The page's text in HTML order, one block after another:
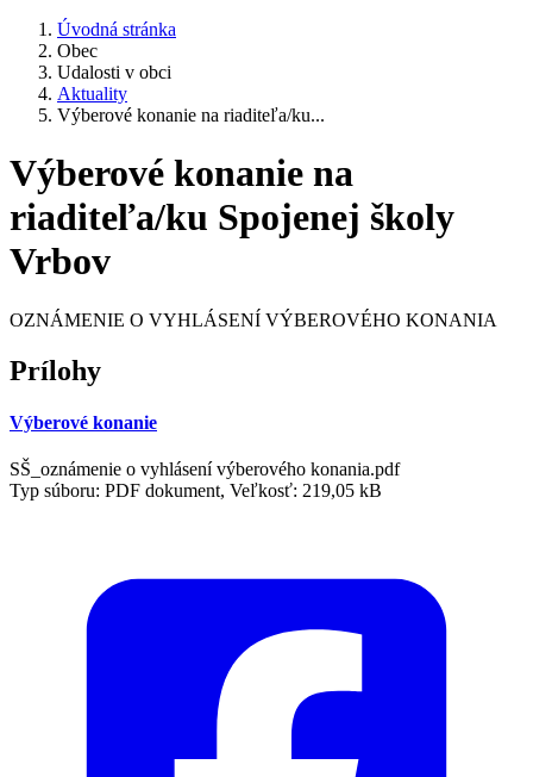
Úvodná stránka
Obec
Udalosti v obci
Aktuality
Výberové konanie na riaditeľa/ku...
Výberové konanie na
riaditeľa/ku Spojenej školy
Vrbov
OZNÁMENIE O VYHLÁSENÍ VÝBEROVÉHO KONANIA
Prílohy
Výberové konanie
SŠ_oznámenie o vyhlásení výberového konania.pdf
Typ súboru: PDF dokument, Veľkosť: 219,05 kB